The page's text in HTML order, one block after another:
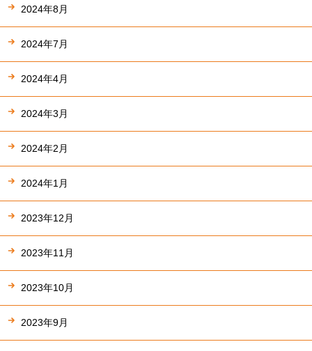
2024年8月
2024年7月
2024年4月
2024年3月
2024年2月
2024年1月
2023年12月
2023年11月
2023年10月
2023年9月